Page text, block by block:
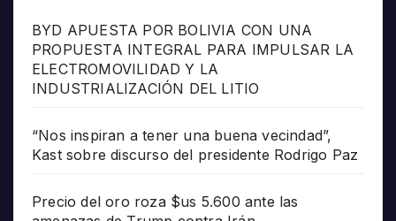
BYD APUESTA POR BOLIVIA CON UNA
PROPUESTA INTEGRAL PARA IMPULSAR LA
ELECTROMOVILIDAD Y LA
INDUSTRIALIZACIÓN DEL LITIO
“Nos inspiran a tener una buena vecindad”,
Kast sobre discurso del presidente Rodrigo Paz
Precio del oro roza $us 5.600 ante las